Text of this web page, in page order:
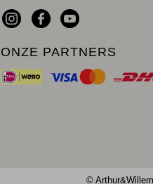
ONZE PARTNERS
©